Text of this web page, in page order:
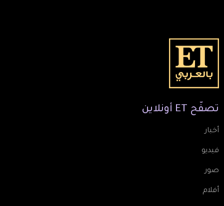
تصفّح ET أونلاين
أخبار
فيديو
صور
أفلام